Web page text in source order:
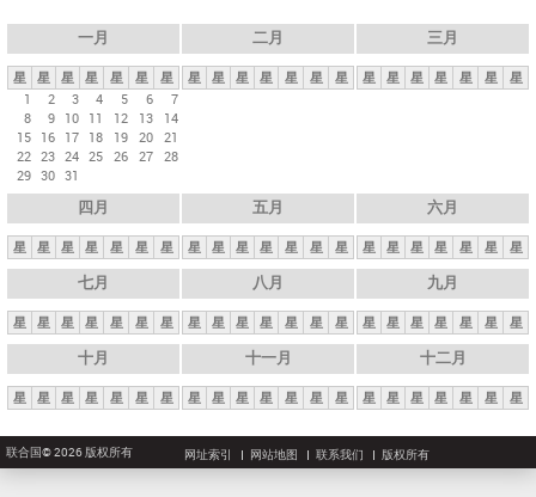
一月
星 星 星 星 星 星
星
1
2 3 4 5 6
7
8
9 10 11 12 13
14
15 16 17 18 19 20 21
22 23 24 25 26 27 28
29 30 31
二月
星 星 星 星 星 星 星
三月
星 星 星 星 星 星 星
四月
星 星 星 星 星 星 星
五月
星 星 星 星 星 星 星
六月
星 星 星 星 星 星 星
七月
星 星 星 星 星 星 星
八月
星 星 星 星 星 星 星
九月
星 星 星 星 星 星 星
十月
星 星 星 星 星 星 星
十一月
星 星 星 星 星 星 星
十二月
星 星 星 星 星 星 星
联合国© 2026 版权所有 网址索引 网站地图 联系我们 版权所有